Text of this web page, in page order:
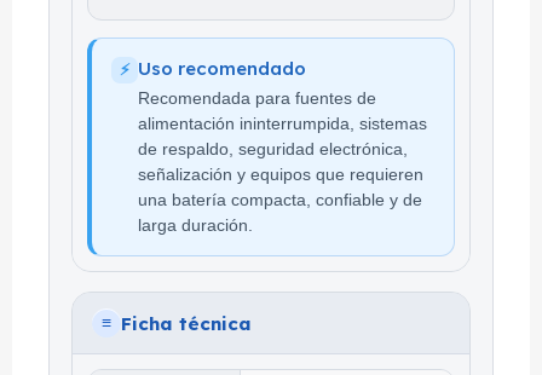
⚡ Uso recomendado
Recomendada para fuentes de
alimentación ininterrumpida, sistemas
de respaldo, seguridad electrónica,
señalización y equipos que requieren
una batería compacta, confiable y de
larga duración.
≡ Ficha técnica